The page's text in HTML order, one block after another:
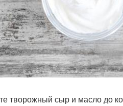
творожный сыр и масло до